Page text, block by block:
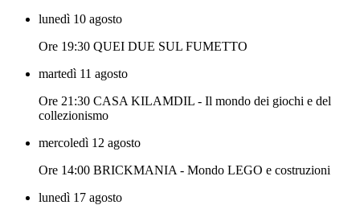
lunedì 10 agosto
Ore 19:30 QUEI DUE SUL FUMETTO
martedì 11 agosto
Ore 21:30 CASA KILAMDIL - Il mondo dei giochi e del
collezionismo
mercoledì 12 agosto
Ore 14:00 BRICKMANIA - Mondo LEGO e costruzioni
lunedì 17 agosto